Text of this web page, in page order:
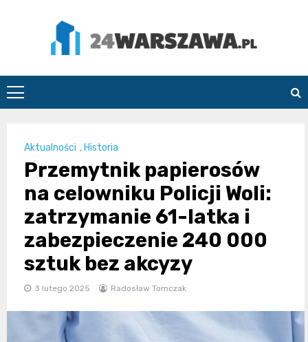
24Warszawa.pl
Aktualności , Historia
Przemytnik papierosów
na celowniku Policji Woli:
zatrzymanie 61-latka i
zabezpieczenie 240 000
sztuk bez akcyzy
3 lutego 2025 Radosław Tomczak